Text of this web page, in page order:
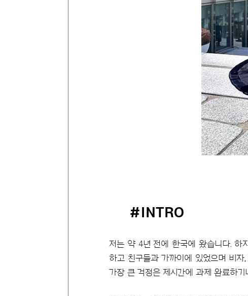
#INTRO
저는 약 4년 전에 한국에 왔습니다. 하
하고 친구들과 가까이에 있었으며 비자
가장 큰 걱정은 제시간에 과제 완료하